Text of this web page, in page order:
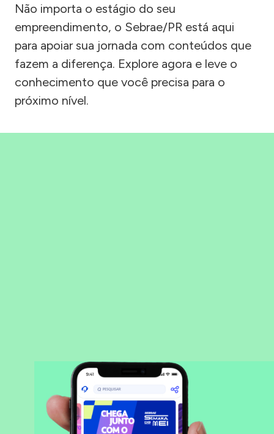
Não importa o estágio do seu
empreendimento, o Sebrae/PR está aqui
para apoiar sua jornada com conteúdos que
fazem a diferença. Explore agora e leve o
conhecimento que você precisa para o
próximo nível.